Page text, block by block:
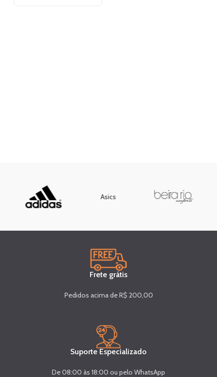
Asics
Frete grátis
Pedidos acima de R$ 200,00
Suporte Especializado
De 08:00 às 18:00 ou pelo WhatsApp